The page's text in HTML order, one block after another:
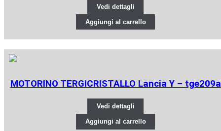
Vedi dettagli
Aggiungi al carrello
MOTORINO TERGICRISTALLO Lancia Y – tge209a
Vedi dettagli
Aggiungi al carrello